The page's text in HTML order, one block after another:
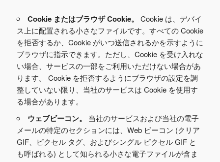
Cookie またはブラウザ Cookie。 Cookie は、デバイ
ス上に配置される小さなファイルです。すべての Cookie
を拒否するか、Cookie がいつ送信されるかを示すように
ブラウザに指示できます。ただし、Cookie を受け入れな
い場合、サービスの一部をご利用いただけない場合があ
ります。 Cookie を拒否するようにブラウザの設定を調
整していない限り、当社のサービスは Cookie を使用す
る場合があります。
ウェブビーコン。 当社のサービスおよび当社の電子
メールの特定のセクションには、Web ビーコン (クリア
GIF、ピクセル タグ、およびシングル ピクセル GIF と
も呼ばれる) として知られる小さな電子ファイルが含ま